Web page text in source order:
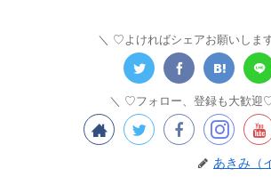
♡よければシェアお願いしま
♡フォロー、登録も大歓迎
あきみ（